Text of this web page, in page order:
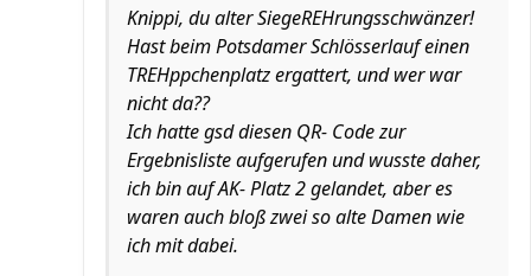
Knippi, du alter SiegeREHrungsschwänzer!
Hast beim Potsdamer Schlösserlauf einen
TREHppchenplatz ergattert, und wer war
nicht da??
Ich hatte gsd diesen QR- Code zur
Ergebnisliste aufgerufen und wusste daher,
ich bin auf AK- Platz 2 gelandet, aber es
waren auch bloß zwei so alte Damen wie
ich mit dabei.